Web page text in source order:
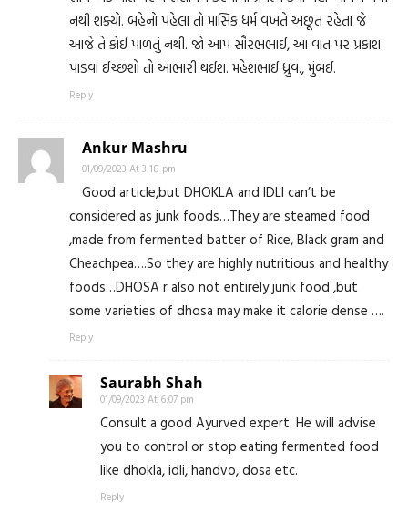
નથી શક્યો. બહેનો પહેલા તો માસિક ધર્મ વખતે અછૂત રહેતા જે
આજે તે કોઈ પાળતું નથી. જો આપ સૌરભભાઈ, આ વાત પર પ્રકાશ
પાડવા ઈચ્છશો તો આભારી થઈશ. મહેશભાઈ ધ્રુવ., મુંબઈ.
Reply
Ankur Mashru
01/09/2023 At 3:18 pm
Good article,but DHOKLA and IDLI can’t be
considered as junk foods…They are steamed food
,made from fermented batter of Rice, Black gram and
Cheachpea….So they are highly nutritious and healthy
foods…DHOSA r also not entirely junk food ,but
some varieties of dhosa may make it calorie dense ….
Reply
Saurabh Shah
01/09/2023 At 6:07 pm
Consult a good Ayurved expert. He will advise
you to control or stop eating fermented food
like dhokla, idli, handvo, dosa etc.
Reply